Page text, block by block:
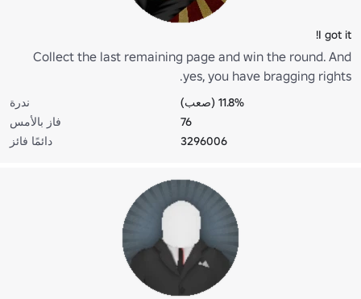
I got it!
Collect the last remaining page and win the round. And
yes, you have bragging rights.
ندرة
11.8% (صعب)
فاز بالأمس
76
دائمًا فائز
3296006